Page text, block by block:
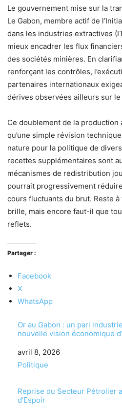
Le gouvernement mise sur la
Le Gabon, membre actif de
dans les industries extractives
mieux encadrer les flux
des sociétés minières. En
renforçant les contrôles,
partenaires internationaux
dérives observées ailleurs sur
Ce doublement de la production
qu’une simple révision
nature pour la politique de
recettes supplémentaires sont
mécanismes de redistribution
pourrait progressivement
cours fluctuants du brut. Reste à
brille, mais encore faut-il que
reflets.
Partager :
Facebook
X
WhatsApp
Or au Gabon : un pari
nouvelle vision économique
Date
avril 8, 2026
Par rapport à
Politique
Reprise du Secteur Pétrolier
d’Espoir